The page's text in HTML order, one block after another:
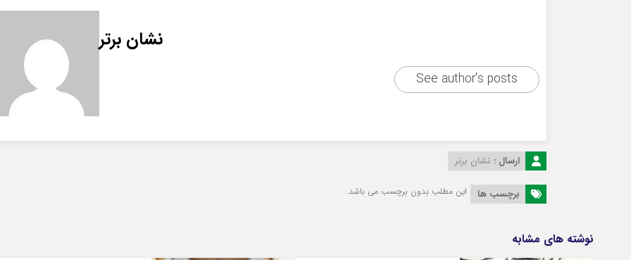
نشان برتر
See author's posts
ارسال : نشان برتر
برچسب ها این مطلب بدون برچسب می باشد.
نوشته های مشابه